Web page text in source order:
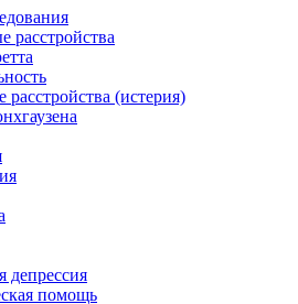
расстройства
расстройства (истерия)
депрессия
помощь